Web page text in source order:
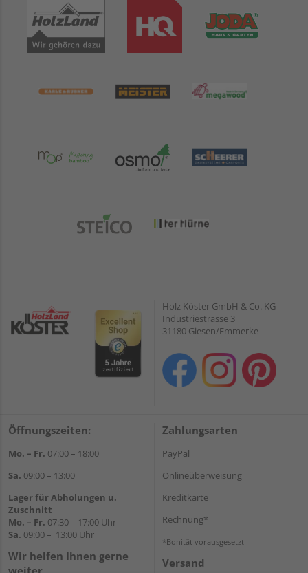
Holz Köster GmbH & Co. KG
Industriestrasse 3
31180 Giesen/Emmerke
Öffnungszeiten:
Mo. – Fr. 07:00 – 18:00
Sa. 09:00 – 13:00
Lager für Abholungen u.
Zuschnitt
Mo. – Fr. 07:30 – 17:00 Uhr
Sa. 09:00 – 13:00 Uhr
Wir helfen Ihnen gerne
weiter
Zahlungsarten
PayPal
Onlineüberweisung
Kreditkarte
Rechnung*
*Bonität vorausgesetzt
Versand